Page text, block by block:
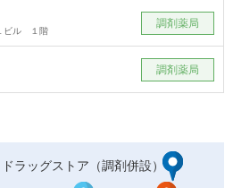
ビル １階
調剤薬局
調剤薬局
ドラッグストア（調剤併設）